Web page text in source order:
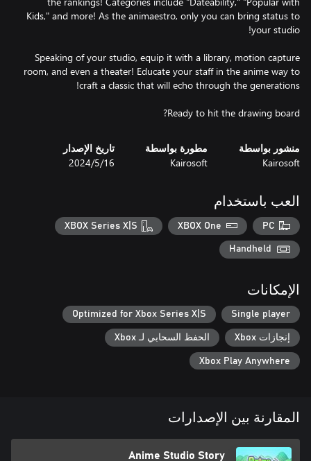
Kids," and more! As the animaestro, only you can bring status to
Speaking of your studio, equip it with a library, motion capture
room, and even a theater! Educate your staff in the anime way to
Ready to hit the drawing board?
منشور بواسطة
Kairosoft
مطورة بواسطة
Kairosoft
تاريخ الإصدار
16‏/5‏/2024
العب باستخدام
PC
XBOX One
XBOX Series X|S
Handheld
الإمكانات
Single player
Optimized for Xbox Series X|S
إنجازات Xbox الحفظ السحابي لـ Xbox
Xbox Play Anywhere
المقارنة بين الإصدارات
Anime Studio Story